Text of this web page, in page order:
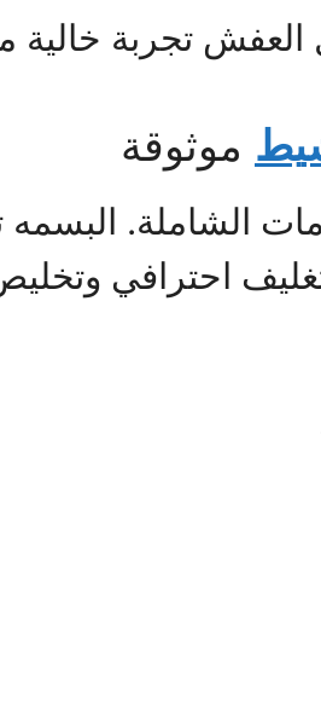
تجربة خالية
موثوقة
الشاملة. البسمه
احترافي